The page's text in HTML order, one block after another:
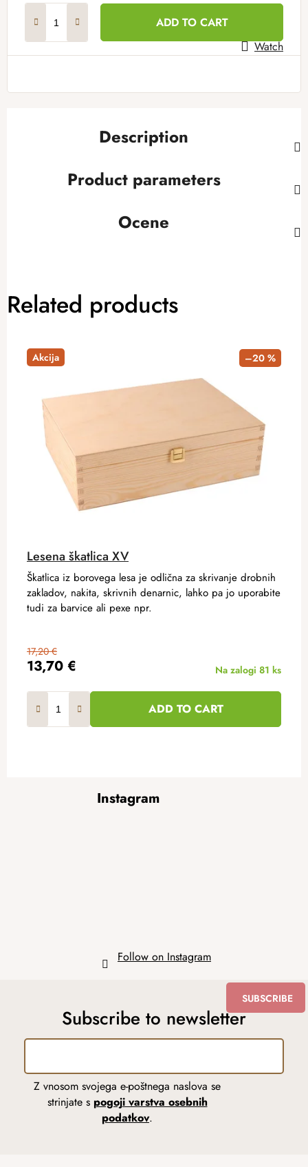
ADD TO CART
Watch
Description
Product parameters
Ocene
Related products
Akcija –20 %
Lesena škatlica XV
13,70 €
17,20 €
Na zalogi 81 ks
ADD TO CART
Škatlica iz borovega lesa je odlična za skrivanje drobnih
zakladov, nakita, skrivnih denarnic, lahko pa jo uporabite
tudi za barvice ali pexe npr.
Instagram
Follow on Instagram
Subscribe to newsletter
Z vnosom svojega e-poštnega naslova se
strinjate s pogoji varstva osebnih
podatkov.
SUBSCRIBE